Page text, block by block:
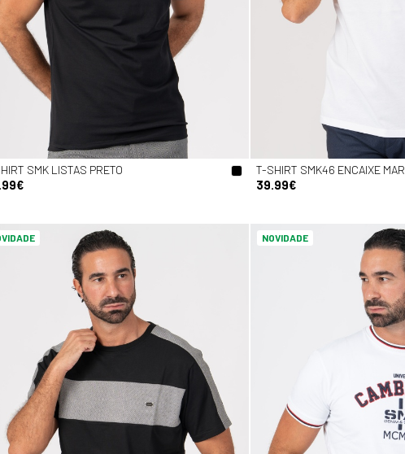
SMK LISTAS PRETO
T-SHIRT SMK46 ENCAIXE MAR
39.99€
NOVIDADE